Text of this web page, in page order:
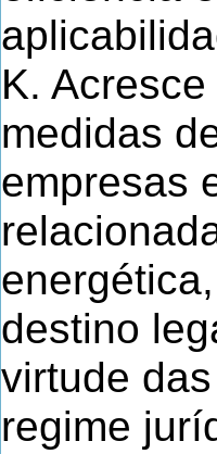
K.
medidas
empresas
destino
virtude
regime